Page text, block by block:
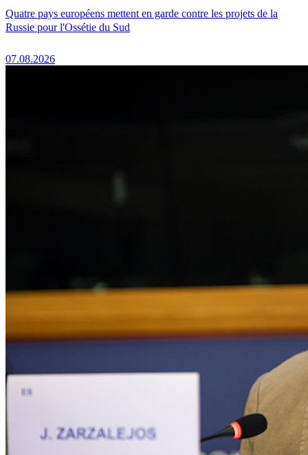
Quatre pays européens mettent en garde contre les projets de la
Russie pour l'Ossétie du Sud
07.08.2026